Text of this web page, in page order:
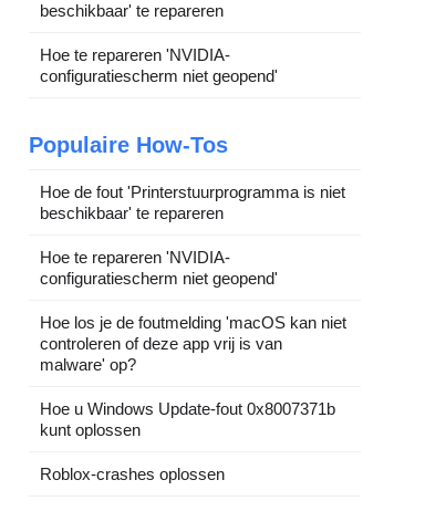
beschikbaar' te repareren
Hoe te repareren 'NVIDIA-
configuratiescherm niet geopend'
Populaire How-Tos
Hoe de fout 'Printerstuurprogramma is niet
beschikbaar' te repareren
Hoe te repareren 'NVIDIA-
configuratiescherm niet geopend'
Hoe los je de foutmelding 'macOS kan niet
controleren of deze app vrij is van
malware' op?
Hoe u Windows Update-fout 0x8007371b
kunt oplossen
Roblox-crashes oplossen